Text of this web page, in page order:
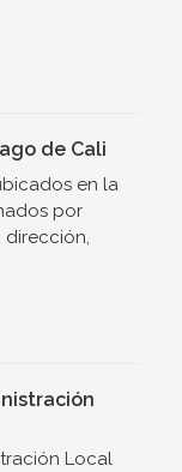
de Cali
en la
por
dirección,
Local